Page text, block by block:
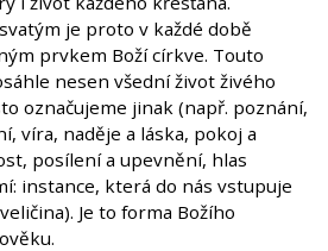
je proto v každé době
prvkem Boží církve. Touto
nesen všední život živého
označujeme jinak (např. poznání,
víra, naděje a láska, pokoj a
posílení a upevnění, hlas
instance, která do nás vstupuje
Je to forma Božího